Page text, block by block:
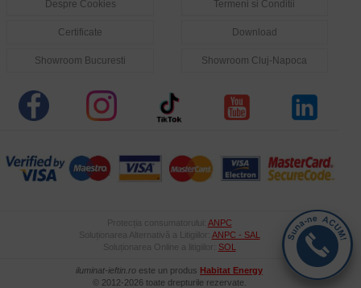
Despre Cookies Termeni si Conditii
Certificate Download
Showroom Bucuresti Showroom Cluj-Napoca
Protecția consumatorului: ANPC
Soluționarea Alternativă a Litigiilor: ANPC - SAL
Soluționarea Online a litigiilor: SOL
iluminat-ieftin.ro este un produs Habitat Energy
© 2012-2026 toate drepturile rezervate.